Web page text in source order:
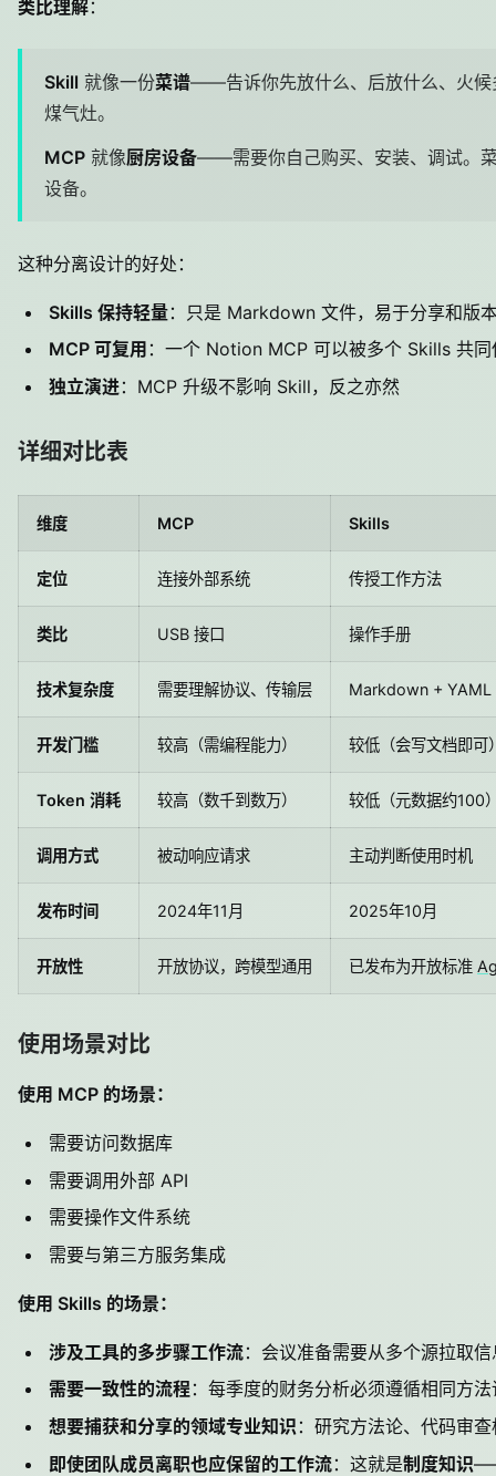
类比理解：
Skill 就像一份菜谱——告诉你先放什么、后放什么、火候
煤气灶。
MCP 就像厨房设备——需要你自己购买、安装、调试。
设备。
这种分离设计的好处：
Skills 保持轻量：只是 Markdown 文件，易于分享和版
MCP 可复用 ：一个 Notion MCP 可以被多个 Skills 共同
独立演进：MCP 升级不影响 Skill，反之亦然
详细对比表
维度 MCP Skills
定位 连接外部系统 传授工作方法
类比 USB 接口 操作手册
技术复杂度 需要理解协议、传输层 Markdown + YAML
开发门槛 较高（需编程能力） 较低（会写文档即可
Token 消耗 较高（数千到数万） 较低（元数据约100
调用方式 被动响应请求 主动判断使用时机
发布时间 2024年11月 2025年10月
开放性 开放协议，跨模型通用 已发布为开放标准
使用场景对比
使用 MCP 的场景：
需要访问数据库
需要调用外部 API
需要操作文件系统
需要与第三方服务集成
使用 Skills 的场景：
涉及工具的多步骤工作流：会议准备需要从多个源拉取
需要一致性的流程：每季度的财务分析必须遵循相同方
想要捕获和分享的领域专业知识 ：研究方法论、代码审
即使团队成员离职也应保留的工作流：这就是制度知识